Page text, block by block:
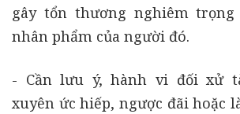
gây tổn thương nghiêm
nhân phẩm của người đó.
- Cần lưu ý, hành vi đối xử
xuyên ức hiếp, ngược đãi hoặc